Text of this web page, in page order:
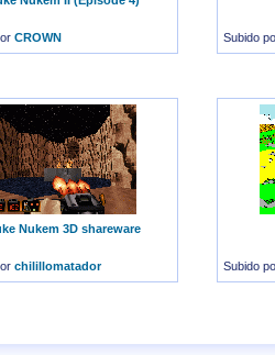
CROWN Subido
Nukem 3D shareware
chilillomatador Subido